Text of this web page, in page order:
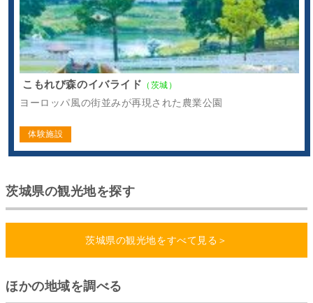
こもれび森のイバライド （茨城）
ヨーロッパ風の街並みが再現された農業公園
体験施設
茨城県の観光地を探す
茨城県の観光地をすべて見る＞
ほかの地域を調べる